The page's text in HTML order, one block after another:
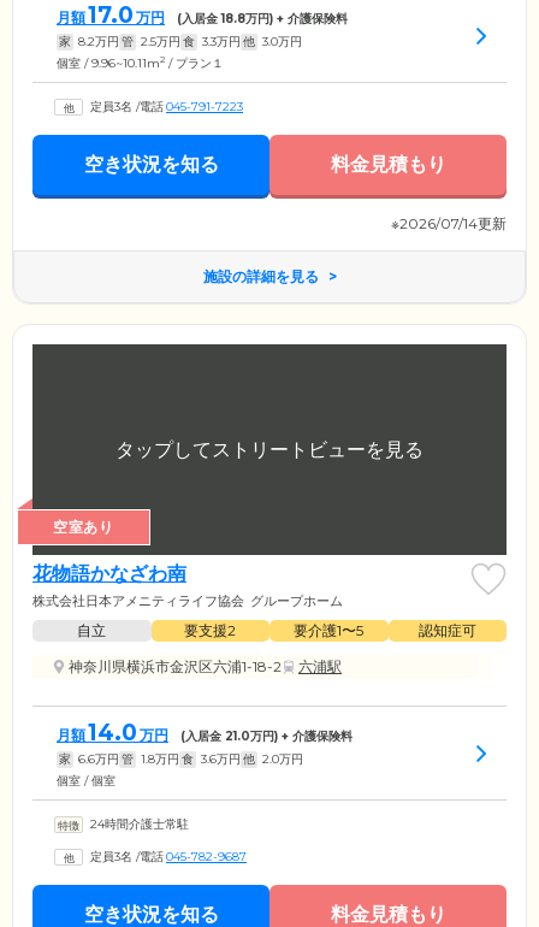
月額17.0 万円 (入居金18.8万円) + 介護保険料
家 8.2万円 管 2.5万円 食 3.3万円 他 3.0万円
個室 / 9.96~10.11m2 / プラン１
定員3名 /電話045-791-7223
空き状況を知る 料金見積もり
※2026/07/14更新
施設の詳細を見る
空室あり
花物語かなざわ南
株式会社日本アメニティライフ協会 グループホーム
自立 要支援2 要介護1〜5
認知症可
神奈川県横浜市金沢区六浦1-18-2
六浦駅
月額14.0 万円 (入居金 21.0万円) + 介護保険料
家 6.6万円 管 1.8万円 食 3.6万円 他 2.0万円
個室 / 個室
24時間介護士常駐
定員3名 /電話045-782-9687
空き状況を知る 料金見積もり